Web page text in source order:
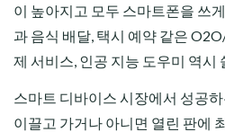
이 높아지고 모두 스마트폰을 쓰
과 음식 배달, 택시 예약 같은
제 서비스, 인공 지능 도우미 역시
스마트 디바이스 시장에서 성공
이끌고 가거나 아니면 열린 판에